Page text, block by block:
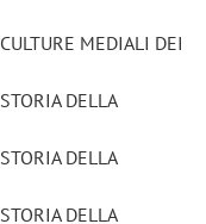
CULTURE MEDIALI DEI
STORIA DELLA
STORIA DELLA
STORIA DELLA